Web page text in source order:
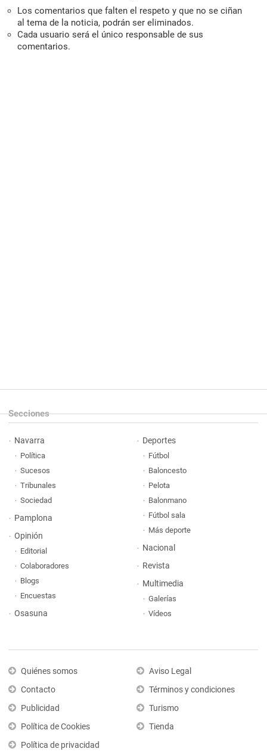
Los comentarios que falten el respeto y que no se ciñan
al tema de la noticia, podrán ser eliminados.
Cada usuario será el único responsable de sus
comentarios.
Secciones
Navarra
Política
Sucesos
Tribunales
Sociedad
Pamplona
Opinión
Editorial
Colaboradores
Blogs
Encuestas
Osasuna
Deportes
Fútbol
Baloncesto
Pelota
Balonmano
Fútbol sala
Más deporte
Nacional
Revista
Multimedia
Galerías
Vídeos
Quiénes somos
Contacto
Publicidad
Política de Cookies
Política de privacidad
Aviso Legal
Términos y condiciones
Turismo
Tienda